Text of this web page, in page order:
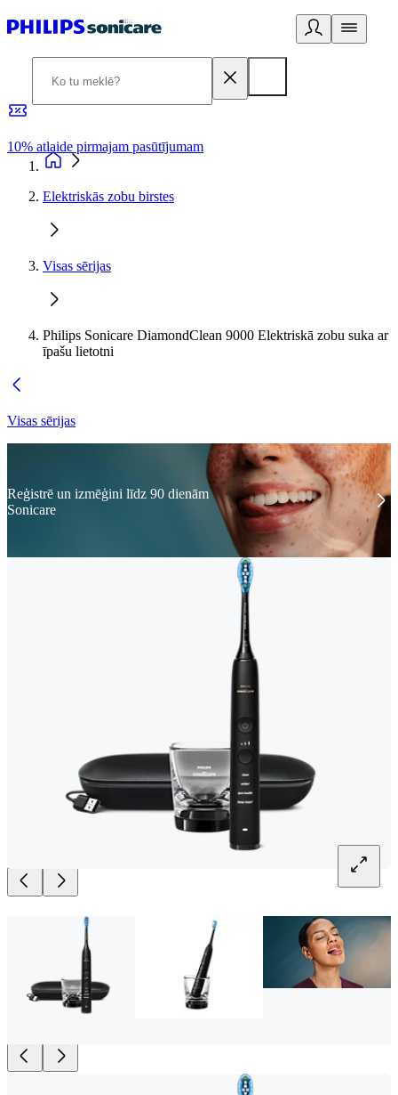
10% atlaide pirmajam pasūtījumam
Elektriskās zobu birstes
Visas sērijas
Philips Sonicare DiamondClean 9000 Elektriskā zobu suka ar
īpašu lietotni
Visas sērijas
Reģistrē un izmēģini līdz 90 dienām
Sonicare